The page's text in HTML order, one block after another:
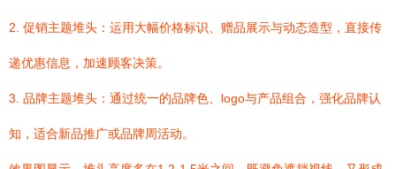
2. 促销主题堆头：运用大幅价格标识、赠品展示与动态造型，直接传
递优惠信息，加速顾客决策。
3. 品牌主题堆头：通过统一的品牌色、logo与产品组合，强化品牌认
知，适合新品推广或品牌周活动。